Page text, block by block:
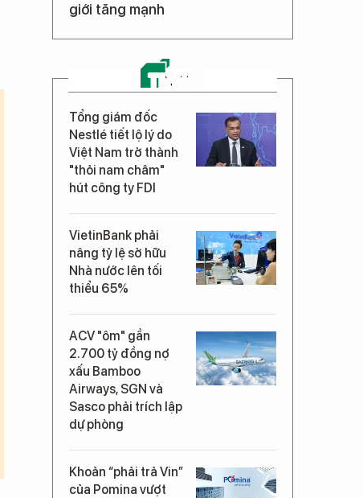
giới tăng mạnh
TIN MỚI
Tổng giám đốc
Nestlé tiết lộ lý do
Việt Nam trở thành
"thỏi nam châm"
hút công ty FDI
VietinBank phải
nâng tỷ lệ sở hữu
Nhà nước lên tối
thiểu 65%
ACV "ôm" gần
2.700 tỷ đồng nợ
xấu Bamboo
Airways, SGN và
Sasco phải trích lập
dự phòng
Khoản “phải trả Vin”
của Pomina vượt